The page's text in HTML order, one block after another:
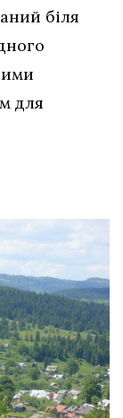
біля
для